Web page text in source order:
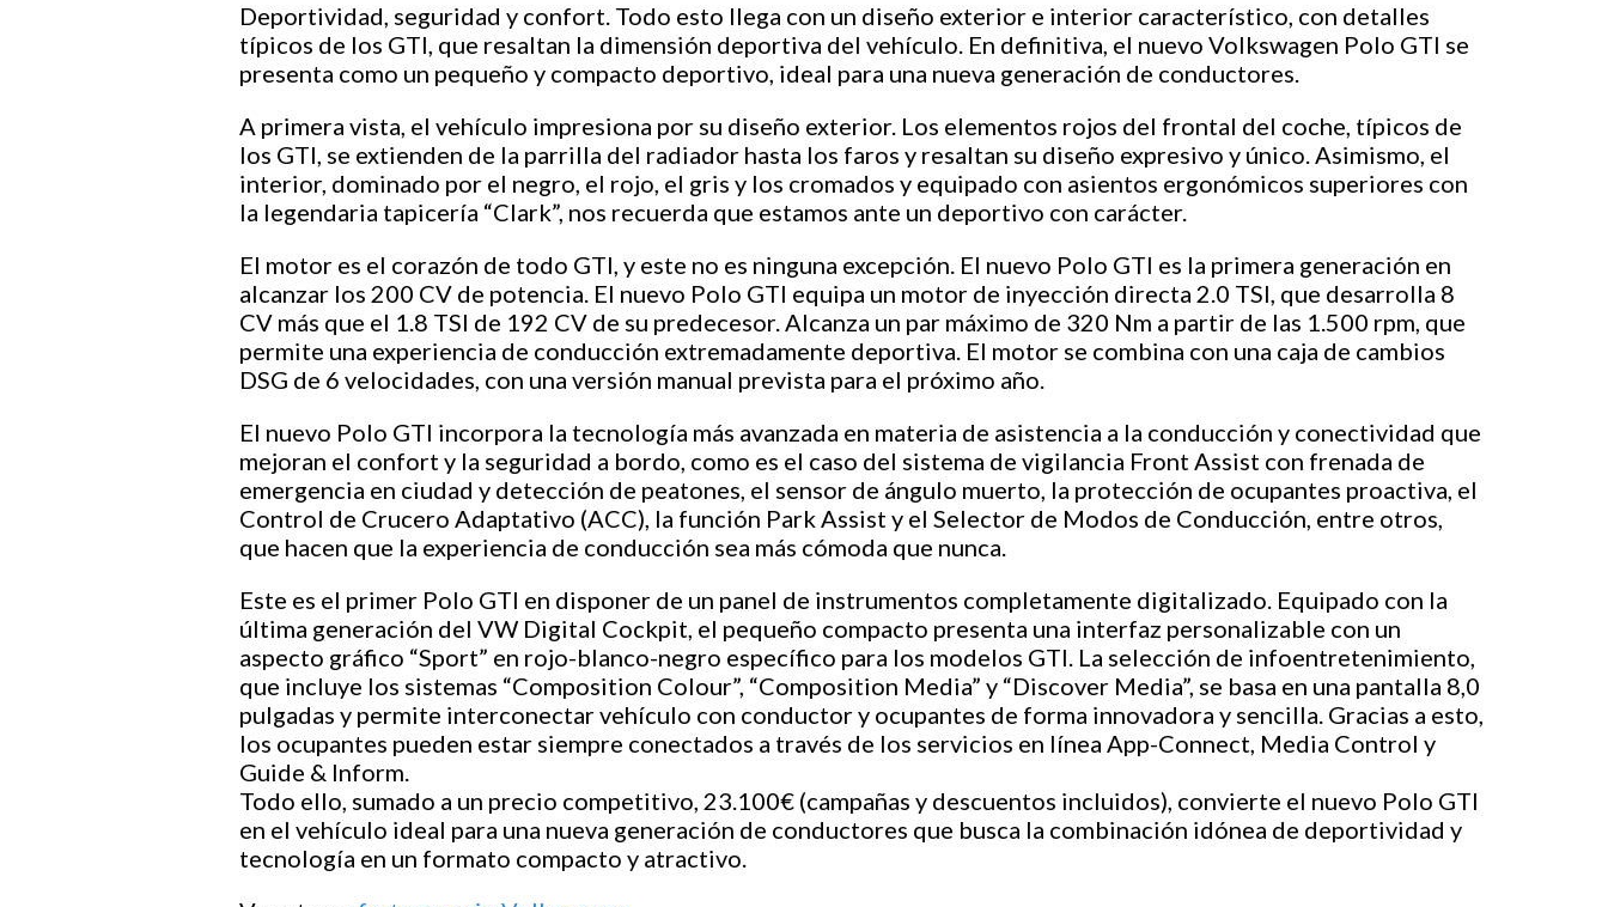
Deportividad, seguridad y confort. Todo esto llega con un diseño exterior e interior característico, con detalles
típicos de los GTI, que resaltan la dimensión deportiva del vehículo. En definitiva, el nuevo Volkswagen Polo GTI se
presenta como un pequeño y compacto deportivo, ideal para una nueva generación de conductores.
A primera vista, el vehículo impresiona por su diseño exterior. Los elementos rojos del frontal del coche, típicos de
los GTI, se extienden de la parrilla del radiador hasta los faros y resaltan su diseño expresivo y único. Asimismo, el
interior, dominado por el negro, el rojo, el gris y los cromados y equipado con asientos ergonómicos superiores con
la legendaria tapicería “Clark”, nos recuerda que estamos ante un deportivo con carácter.
El motor es el corazón de todo GTI, y este no es ninguna excepción. El nuevo Polo GTI es la primera generación en
alcanzar los 200 CV de potencia. El nuevo Polo GTI equipa un motor de inyección directa 2.0 TSI, que desarrolla 8
CV más que el 1.8 TSI de 192 CV de su predecesor. Alcanza un par máximo de 320 Nm a partir de las 1.500 rpm, que
permite una experiencia de conducción extremadamente deportiva. El motor se combina con una caja de cambios
DSG de 6 velocidades, con una versión manual prevista para el próximo año.
El nuevo Polo GTI incorpora la tecnología más avanzada en materia de asistencia a la conducción y conectividad que
mejoran el confort y la seguridad a bordo, como es el caso del sistema de vigilancia Front Assist con frenada de
emergencia en ciudad y detección de peatones, el sensor de ángulo muerto, la protección de ocupantes proactiva, el
Control de Crucero Adaptativo (ACC), la función Park Assist y el Selector de Modos de Conducción, entre otros,
que hacen que la experiencia de conducción sea más cómoda que nunca.
Este es el primer Polo GTI en disponer de un panel de instrumentos completamente digitalizado. Equipado con la
última generación del VW Digital Cockpit, el pequeño compacto presenta una interfaz personalizable con un
aspecto gráfico “Sport” en rojo-blanco-negro específico para los modelos GTI. La selección de infoentretenimiento,
que incluye los sistemas “Composition Colour”, “Composition Media” y “Discover Media”, se basa en una pantalla 8,0
pulgadas y permite interconectar vehículo con conductor y ocupantes de forma innovadora y sencilla. Gracias a esto,
los ocupantes pueden estar siempre conectados a través de los servicios en línea App-Connect, Media Control y
Guide & Inform.
Todo ello, sumado a un precio competitivo, 23.100€ (campañas y descuentos incluidos), convierte el nuevo Polo GTI
en el vehículo ideal para una nueva generación de conductores que busca la combinación idónea de deportividad y
tecnología en un formato compacto y atractivo.